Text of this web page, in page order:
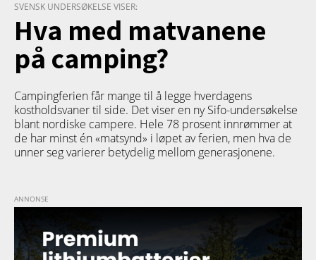
SVENSK UNDERSØKELSE VISER:
Hva med matvanene
på camping?
Campingferien får mange til å legge hverdagens
kostholdsvaner til side. Det viser en ny Sifo-undersøkelse
blant nordiske campere. Hele 78 prosent innrømmer at
de har minst én «matsynd» i løpet av ferien, men hva de
unner seg varierer betydelig mellom generasjonene.